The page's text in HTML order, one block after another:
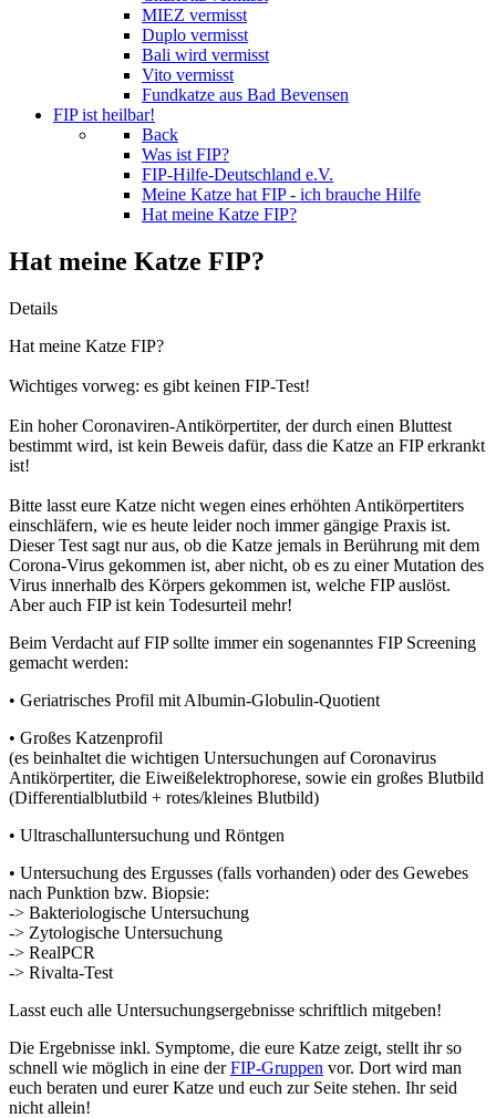
MIEZ vermisst
Duplo vermisst
Bali wird vermisst
Vito vermisst
Fundkatze aus Bad Bevensen
FIP ist heilbar!
Back
Was ist FIP?
FIP-Hilfe-Deutschland e.V.
Meine Katze hat FIP - ich brauche Hilfe
Hat meine Katze FIP?
Hat meine Katze FIP?
Details
Hat meine Katze FIP?
Wichtiges vorweg: es gibt keinen FIP-Test!
Ein hoher Coronaviren-Antikörpertiter, der durch einen Bluttest
bestimmt wird, ist kein Beweis dafür, dass die Katze an FIP erkrankt
ist!
Bitte lasst eure Katze nicht wegen eines erhöhten Antikörpertiters
einschläfern, wie es heute leider noch immer gängige Praxis ist.
Dieser Test sagt nur aus, ob die Katze jemals in Berührung mit dem
Corona-Virus gekommen ist, aber nicht, ob es zu einer Mutation des
Virus innerhalb des Körpers gekommen ist, welche FIP auslöst.
Aber auch FIP ist kein Todesurteil mehr!
Beim Verdacht auf FIP sollte immer ein sogenanntes FIP Screening
gemacht werden:
• Geriatrisches Profil mit Albumin-Globulin-Quotient
• Großes Katzenprofil
(es beinhaltet die wichtigen Untersuchungen auf Coronavirus
Antikörpertiter, die Eiweißelektrophorese, sowie ein großes Blutbild
(Differentialblutbild + rotes/kleines Blutbild)
• Ultraschalluntersuchung und Röntgen
• Untersuchung des Ergusses (falls vorhanden) oder des Gewebes
nach Punktion bzw. Biopsie:
-> Bakteriologische Untersuchung
-> Zytologische Untersuchung
-> RealPCR
-> Rivalta-Test
Lasst euch alle Untersuchungsergebnisse schriftlich mitgeben!
Die Ergebnisse inkl. Symptome, die eure Katze zeigt, stellt ihr so
schnell wie möglich in eine derFIP-Gruppen vor. Dort wird man
euch beraten und eurer Katze und euch zur Seite stehen. Ihr seid
nicht allein!